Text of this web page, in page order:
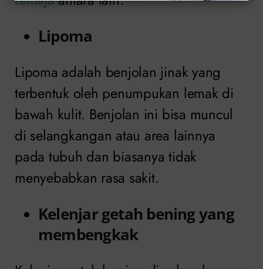
Lipoma
Lipoma adalah benjolan jinak yang
terbentuk oleh penumpukan lemak di
bawah kulit. Benjolan ini bisa muncul
di selangkangan atau area lainnya
pada tubuh dan biasanya tidak
menyebabkan rasa sakit.
Kelenjar getah bening yang
membengkak